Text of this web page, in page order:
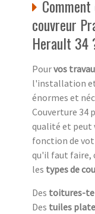
couvreur
Herault 34
Pourvos
l'installation
énormes et
Couverture 34
qualité et peut
fonction de
qu'il faut faire,
les types de
Des toitures-
Des tuiles